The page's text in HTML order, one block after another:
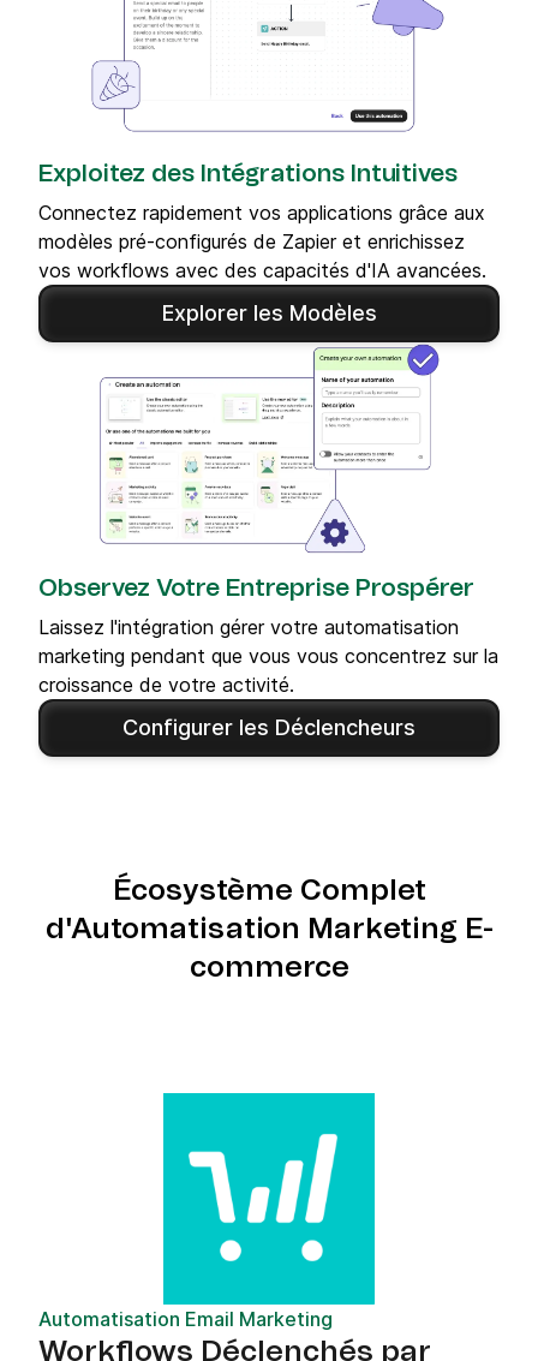
Exploitez des Intégrations Intuitives
Connectez rapidement vos applications grâce aux
modèles pré-configurés de Zapier et enrichissez
vos workflows avec des capacités d'IA avancées.
Explorer les Modèles
Observez Votre Entreprise Prospérer
Laissez l'intégration gérer votre automatisation
marketing pendant que vous vous concentrez sur la
croissance de votre activité.
Configurer les Déclencheurs
Écosystème Complet
d'Automatisation Marketing E-
commerce
Automatisation Email Marketing
Workflows Déclenchés par